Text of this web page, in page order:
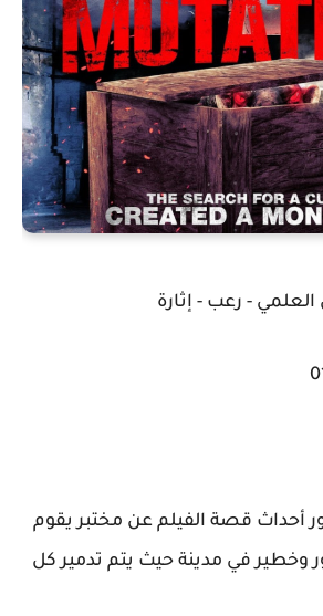
العلمي - رعب - إثارة
أحداث قصة الفيلم عن مختبر يقوم
وخطير في مدينة حيث يتم تدمير كل